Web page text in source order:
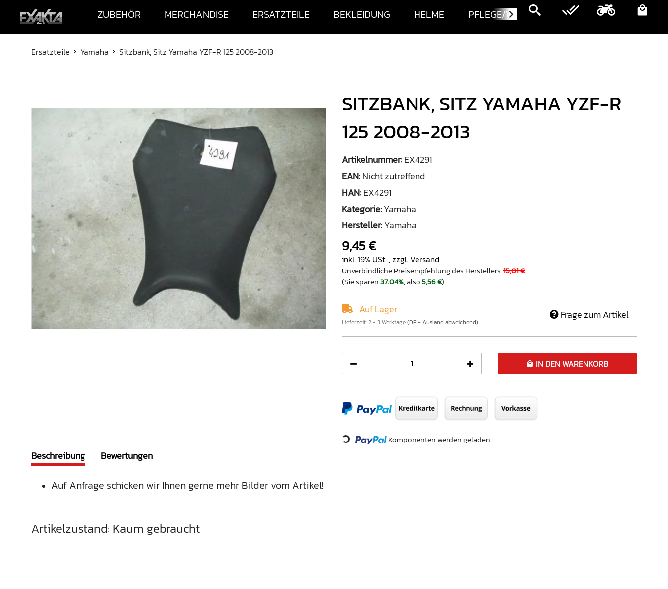
ZUBEHÖR MERCHANDISE ERSATZTEILE BEKLEIDUNG HELME PFLEGE/WARTUNG MOTORRÄDER
Ersatzteile Yamaha Sitzbank, Sitz Yamaha YZF-R 125 2008-2013
SITZBANK, SITZ YAMAHA YZF-R
125 2008-2013
Artikelnummer:EX4291
EAN:Nicht zutreffend
HAN:EX4291
Kategorie:Yamaha
Hersteller:Yamaha
9,45 €
inkl. 19% USt. , zzgl. Versand
Unverbindliche Preisempfehlung des Herstellers:15,01 €
(Sie sparen37.04%, also5,56 €)
Auf Lager
Lieferzeit:2 - 3 Werktage(DE - Ausland abweichend)
Frage zum Artikel
IN DEN WARENKORB
Loading... Komponenten werden geladen ...
Beschreibung Bewertungen
Auf Anfrage schicken wir Ihnen gerne mehr Bilder vom Artikel!
Artikelzustand: Kaum gebraucht